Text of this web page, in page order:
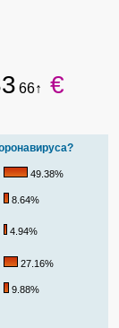
66↑ €
49.38%
8.64%
4.94%
27.16%
9.88%